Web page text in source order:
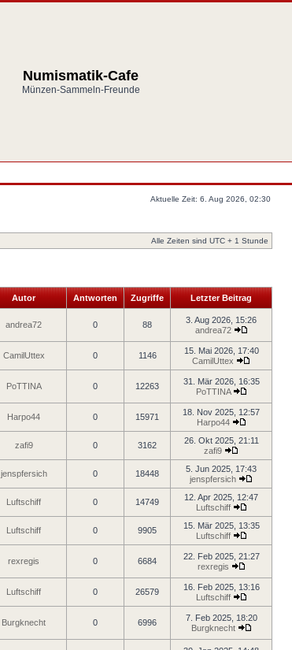
Numismatik-Cafe
Münzen-Sammeln-Freunde
Aktuelle Zeit: 6. Aug 2026, 02:30
Alle Zeiten sind UTC + 1 Stunde
Autor Antworten Zugriffe Letzter Beitrag
andrea72 0 88
3. Aug 2026, 15:26
andrea72
CamilUttex 0 1146
15. Mai 2026, 17:40
CamilUttex
PoTTINA 0 12263
31. Mär 2026, 16:35
PoTTINA
Harpo44 0 15971
18. Nov 2025, 12:57
Harpo44
zafi9 0 3162
26. Okt 2025, 21:11
zafi9
jenspfersich 0 18448
5. Jun 2025, 17:43
jenspfersich
Luftschiff 0 14749
12. Apr 2025, 12:47
Luftschiff
Luftschiff 0 9905
15. Mär 2025, 13:35
Luftschiff
rexregis 0 6684
22. Feb 2025, 21:27
rexregis
Luftschiff 0 26579
16. Feb 2025, 13:16
Luftschiff
Burgknecht 0 6996
7. Feb 2025, 18:20
Burgknecht